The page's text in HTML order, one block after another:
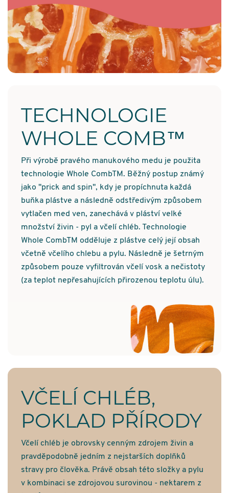
TECHNOLOGIE
WHOLE COMB™
Při výrobě pravého manukového medu je použita
technologie Whole CombTM. Běžný postup známý
jako "prick and spin", kdy je propíchnuta každá
buňka plástve a následně odstředivým způsobem
vytlačen med ven, zanechává v pláství velké
množství živin - pyl a včelí chléb. Technologie
Whole CombTM odděluje z plástve celý její obsah
včetně včelího chlebu a pylu. Následně je šetrným
způsobem pouze vyfiltrován včelí vosk a nečistoty
(za teplot nepřesahujících přirozenou teplotu úlu).
VČELÍ CHLÉB,
POKLAD PŘÍRODY
Včelí chléb je obrovsky cenným zdrojem živin a
pravděpodobně jedním z nejstarších doplňků
stravy pro člověka. Právě obsah této složky a pylu
v kombinaci se zdrojovou surovinou - nektarem z